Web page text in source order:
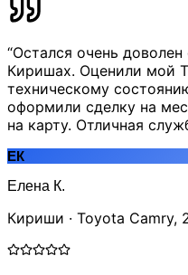
“Остался очень
Киришах. Оценили мой
техническому
оформили сделку на
на карту. Отличная
ЕК
Елена К.
Кириши · Toyota Camry,